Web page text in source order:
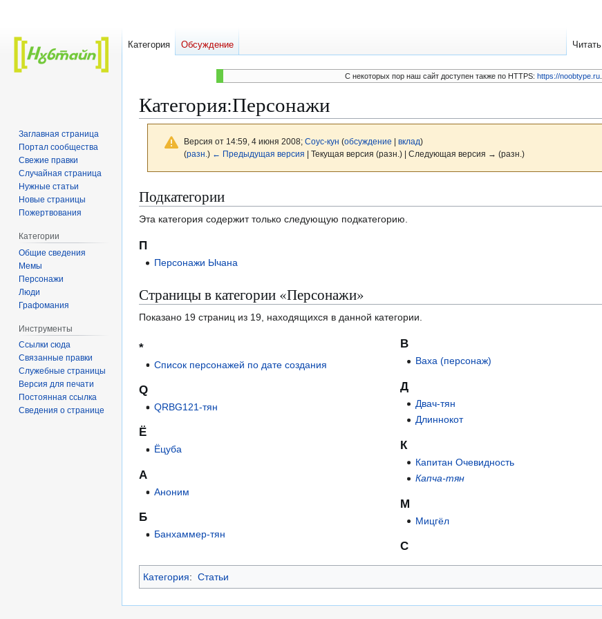
C некоторых пор наш сайт доступен также по HTTPS:https://noobtype.ru
Категория:Персонажи
Версия от 14:59, 4 июня 2008; Соус-кун (обсуждение | вклад)
(разн. ) ← Предыдущая версия | Текущая версия (разн.) | Следующая версия → (разн.)
Перейти
к
навигации
Перейти
к
поиску
Подкатегории
Эта категория содержит только следующую подкатегорию.
П
Персонажи Ычана
Страницы в категории «Персонажи»
Показано 19 страниц из 19, находящихся в данной категории.
*
Список персонажей по дате создания
Q
QRBG121-тян
Ё
Ёцуба
А
Аноним
Б
Банхаммер-тян
В
Ваха (персонаж)
Д
Двач-тян
Длиннокот
К
Капитан Очевидность
Капча-тян
М
Мицгёл
С
Категория: Статьи
Категория Обсуждение Читать
Заглавная страница
Портал сообщества
Свежие правки
Случайная страница
Нужные статьи
Новые страницы
Пожертвования
Категории
Общие сведения
Мемы
Персонажи
Люди
Графомания
Инструменты
Ссылки сюда
Связанные правки
Служебные страницы
Версия для печати
Постоянная ссылка
Сведения о странице